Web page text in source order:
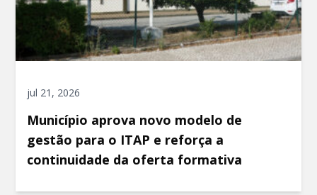
jul 21, 2026
Município aprova novo modelo de
gestão para o ITAP e reforça a
continuidade da oferta formativa